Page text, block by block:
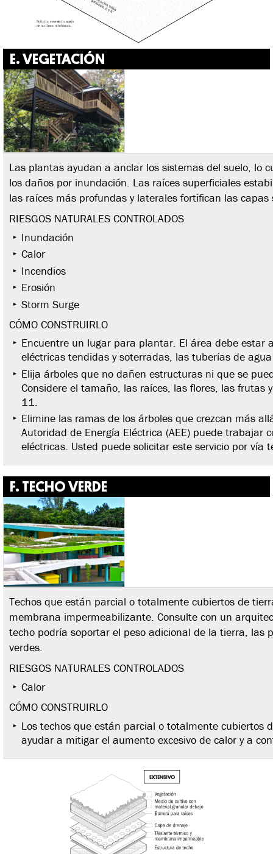
E. VEGETACIÓN
Las plantas ayudan a anclar los sistemas del suelo, lo
los daños por inundación. Las raíces superficiales
las raíces más profundas y laterales fortifican las capas
RIESGOS NATURALES CONTROLADOS
Inundación
Calor
Incendios
Erosión
Storm Surge
CÓMO CONSTRUIRLO
Encuentre un lugar para plantar. El área debe estar
eléctricas tendidas y soterradas, las tuberías de
Elija árboles que no dañen estructuras ni que se
Considere el tamaño, las raíces, las flores, las frutas
11.
Elimine las ramas de los árboles que crezcan más
Autoridad de Energía Eléctrica (AEE) puede trabajar
eléctricas. Usted puede solicitar este servicio por vía
F. TECHO VERDE
Techos que están parcial o totalmente cubiertos de
membrana impermeabilizante. Consulte con un
techo podría soportar el peso adicional de la tierra, las
verdes.
RIESGOS NATURALES CONTROLADOS
Calor
CÓMO CONSTRUIRLO
Los techos que están parcial o totalmente cubiertos
ayudar a mitigar el aumento excesivo de calor y a